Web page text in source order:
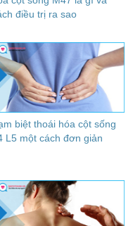
điều trị ra sao
biệt thoái hóa cột sống
L5 một cách đơn giản